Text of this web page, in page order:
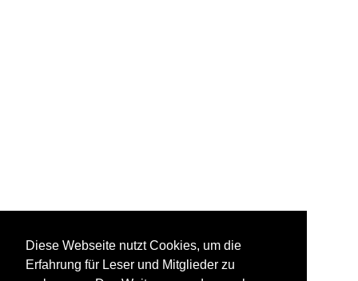
Diese Webseite nutzt Cookies, um die
Erfahrung für Leser und Mitglieder zu